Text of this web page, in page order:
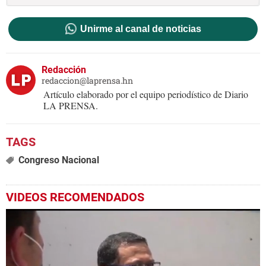
Unirme al canal de noticias
Redacción
redaccion@laprensa.hn
Artículo elaborado por el equipo periodístico de Diario
LA PRENSA.
Congreso Nacional
VIDEOS RECOMENDADOS